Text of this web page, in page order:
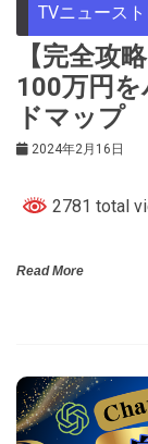
TVニュース
【完全攻
100万円
ドマップ
2024年2月16日
2781 total
Read More